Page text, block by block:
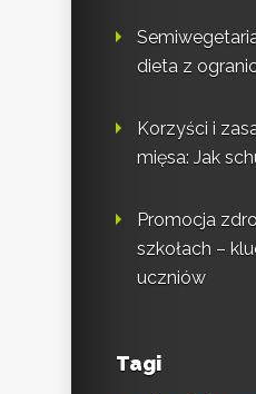
dieta z
Korzyści i
mięsa: Jak
Promocja
szkołach –
uczniów
Tagi